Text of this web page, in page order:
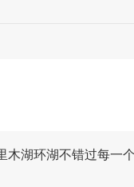
木湖环湖不错过每一个